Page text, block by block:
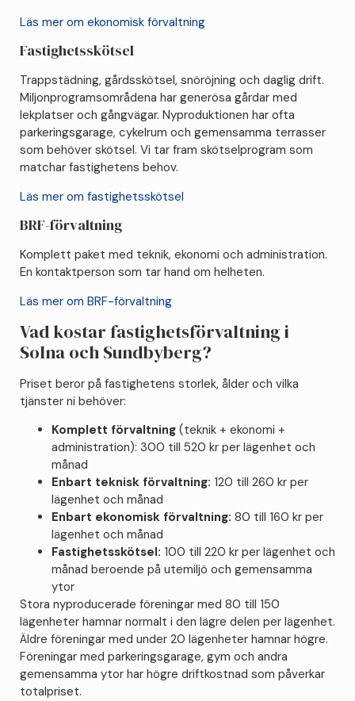
Läs mer om ekonomisk förvaltning
Fastighetsskötsel
Trappstädning, gårdsskötsel, snöröjning och daglig drift.
Miljonprogramsområdena har generösa gårdar med
lekplatser och gångvägar. Nyproduktionen har ofta
parkeringsgarage, cykelrum och gemensamma terrasser
som behöver skötsel. Vi tar fram skötselprogram som
matchar fastighetens behov.
Läs mer om fastighetsskötsel
BRF-förvaltning
Komplett paket med teknik, ekonomi och administration.
En kontaktperson som tar hand om helheten.
Läs mer om BRF-förvaltning
Vad kostar fastighetsförvaltning i
Solna och Sundbyberg?
Priset beror på fastighetens storlek, ålder och vilka
tjänster ni behöver:
Komplett förvaltning (teknik + ekonomi +
administration): 300 till 520 kr per lägenhet och
månad
Enbart teknisk förvaltning: 120 till 260 kr per
lägenhet och månad
Enbart ekonomisk förvaltning: 80 till 160 kr per
lägenhet och månad
Fastighetsskötsel: 100 till 220 kr per lägenhet och
månad beroende på utemiljö och gemensamma
ytor
Stora nyproducerade föreningar med 80 till 150
lägenheter hamnar normalt i den lägre delen per lägenhet.
Äldre föreningar med under 20 lägenheter hamnar högre.
Föreningar med parkeringsgarage, gym och andra
gemensamma ytor har högre driftkostnad som påverkar
totalpriset.